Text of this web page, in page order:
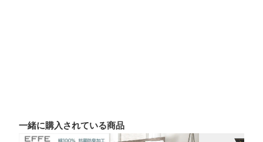
一緒に購入されている商品